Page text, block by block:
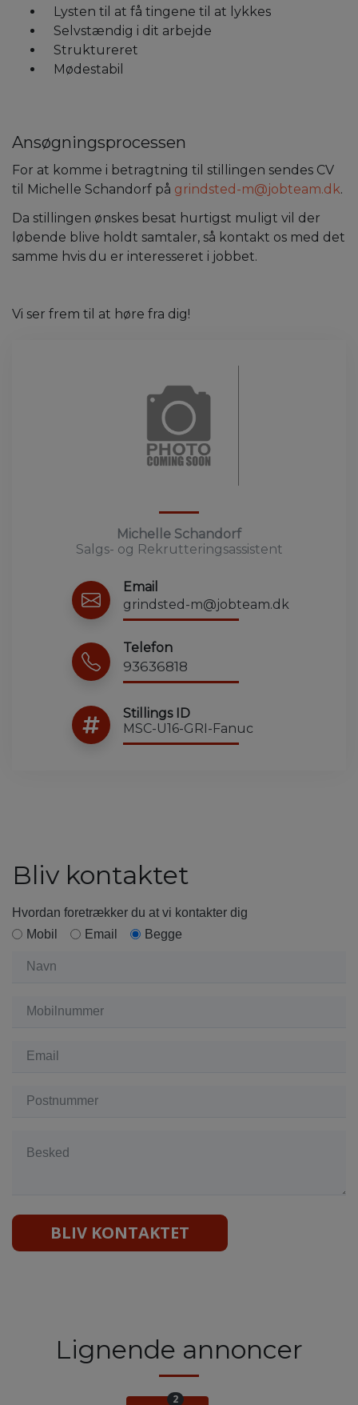
Lysten til at få tingene til at lykkes
Selvstændig i dit arbejde
Struktureret
Mødestabil
Ansøgningsprocessen
For at komme i betragtning til stillingen sendes CV
til Michelle Schandorf på grindsted-m@jobteam.dk.
Da stillingen ønskes besat hurtigst muligt vil der
løbende blive holdt samtaler, så kontakt os med det
samme hvis du er interesseret i jobbet.
Vi ser frem til at høre fra dig!
Michelle Schandorf
Salgs- og Rekrutteringsassistent
Email
grindsted-m@jobteam.dk
Telefon
93636818
Stillings ID
MSC-U16-GRI-Fanuc
Bliv kontaktet
Hvordan foretrækker du at vi kontakter dig
Mobil
Email Begge
BLIV KONTAKTET
Lignende annoncer
2